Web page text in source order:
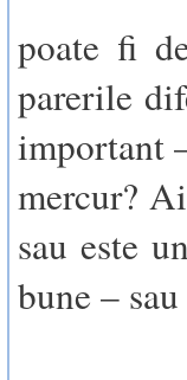
poate fi
parerile
important
mercur?
sau este
bune –